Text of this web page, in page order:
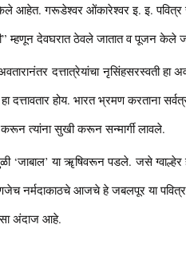
आहेत. गरूडेश्वर ओंकारेश्वर इ. इ. पवित्र
म्हणून देवघरात ठेवले जातात व पूजन केले
दत्तात्रेयांचा नृसिंहसरस्वती हा
दत्तावतार होय. भारत भ्रमण करताना
करून त्यांना सुखी करून सन्मार्गी लावले.
‘जाबाल’ या ॠषिवरून पडले. जसे
नर्मदाकाठचे आजचे हे जबलपूर या
अंदाज आहे.